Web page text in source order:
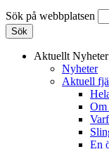
Sök på webbplatsen
Aktuellt
Nyheter
Aktuell
Om
En